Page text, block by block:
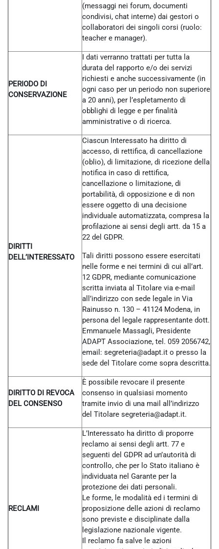
(messaggi nei forum, documenti
condivisi, chat interne) dai gestori o
collaboratori dei singoli corsi (ruolo:
teacher e manager).
PERIODO DI
CONSERVAZIONE
I dati verranno trattati per tutta la
durata del rapporto e/o dei servizi
richiesti e anche successivamente (in
ogni caso per un periodo non superiore
a 20 anni), per l’espletamento di
obblighi di legge e per finalità
amministrative o di ricerca.
DIRITTI
DELL’INTERESSATO
Ciascun Interessato ha diritto di
accesso, di rettifica, di cancellazione
(oblio), di limitazione, di ricezione della
notifica in caso di rettifica,
cancellazione o limitazione, di
portabilità, di opposizione e di non
essere oggetto di una decisione
individuale automatizzata, compresa la
profilazione ai sensi degli artt. da 15 a
22 del GDPR.
Tali diritti possono essere esercitati
nelle forme e nei termini di cui all’art.
12 GDPR, mediante comunicazione
scritta inviata al Titolare via e-mail
all’indirizzo con sede legale in Via
Rainusso n. 130 – 41124 Modena, in
persona del legale rappresentante dott.
Emmanuele Massagli, Presidente
ADAPT Associazione, tel. 059 2056742,
email: segreteria@adapt.it o presso la
sede del Titolare come sopra descritta.
DIRITTO DI REVOCA
DEL CONSENSO
È possibile revocare il presente
consenso in qualsiasi momento
tramite invio di una mail all’indirizzo
del Titolare segreteria@adapt.it.
RECLAMI
L’Interessato ha diritto di proporre
reclamo ai sensi degli artt. 77 e
seguenti del GDPR ad un’autorità di
controllo, che per lo Stato italiano è
individuata nel Garante per la
protezione dei dati personali.
Le forme, le modalità ed i termini di
proposizione delle azioni di reclamo
sono previste e disciplinate dalla
legislazione nazionale vigente.
Il reclamo fa salve le azioni